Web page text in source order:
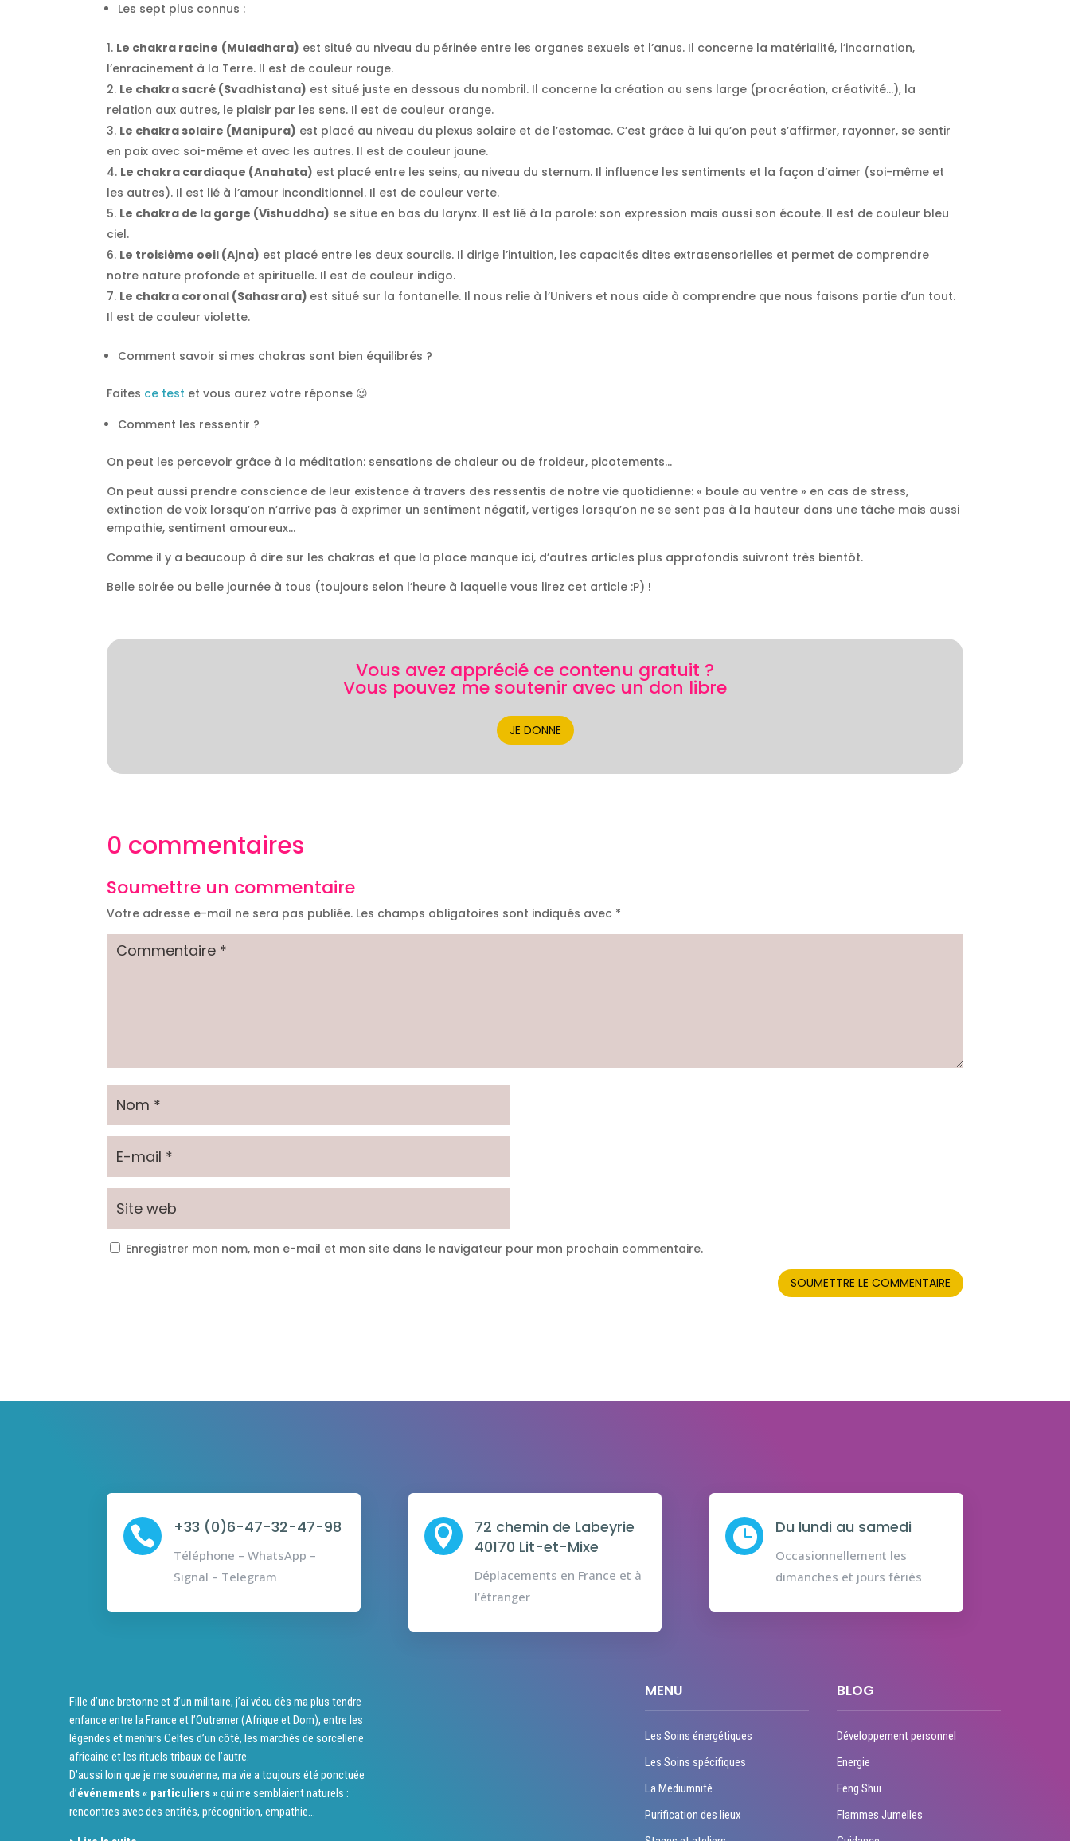
Les sept plus connus :
Le chakra racine (Muladhara) est situé au niveau du périnée entre les organes sexuels et l’anus. Il concerne la matérialité, l’incarnation,
l’enracinement à la Terre. Il est de couleur rouge.
Le chakra sacré (Svadhistana) est situé juste en dessous du nombril. Il concerne la création au sens large (procréation, créativité…), la
relation aux autres, le plaisir par les sens. Il est de couleur orange.
Le chakra solaire (Manipura) est placé au niveau du plexus solaire et de l’estomac. C’est grâce à lui qu’on peut s’affirmer, rayonner, se sentir
en paix avec soi-même et avec les autres. Il est de couleur jaune.
Le chakra cardiaque (Anahata) est placé entre les seins, au niveau du sternum. Il influence les sentiments et la façon d’aimer (soi-même et
les autres). Il est lié à l’amour inconditionnel. Il est de couleur verte.
Le chakra de la gorge (Vishuddha) se situe en bas du larynx. Il est lié à la parole: son expression mais aussi son écoute. Il est de couleur bleu
ciel.
Le troisième oeil (Ajna) est placé entre les deux sourcils. Il dirige l’intuition, les capacités dites extrasensorielles et permet de comprendre
notre nature profonde et spirituelle. Il est de couleur indigo.
Le chakra coronal (Sahasrara) est situé sur la fontanelle. Il nous relie à l’Univers et nous aide à comprendre que nous faisons partie d’un tout.
Il est de couleur violette.
Comment savoir si mes chakras sont bien équilibrés ?
Faites ce test et vous aurez votre réponse 😉
Comment les ressentir ?
On peut les percevoir grâce à la méditation: sensations de chaleur ou de froideur, picotements…
On peut aussi prendre conscience de leur existence à travers des ressentis de notre vie quotidienne: « boule au ventre » en cas de stress,
extinction de voix lorsqu’on n’arrive pas à exprimer un sentiment négatif, vertiges lorsqu’on ne se sent pas à la hauteur dans une tâche mais aussi
empathie, sentiment amoureux…
Comme il y a beaucoup à dire sur les chakras et que la place manque ici, d’autres articles plus approfondis suivront très bientôt.
Belle soirée ou belle journée à tous (toujours selon l’heure à laquelle vous lirez cet article :P) !
Vous avez apprécié ce contenu gratuit ?
Vous pouvez me soutenir avec un don libre
JE DONNE
0 commentaires
Soumettre un commentaire
Votre adresse e-mail ne sera pas publiée. Les champs obligatoires sont indiqués avec *
Enregistrer mon nom, mon e-mail et mon site dans le navigateur pour mon prochain commentaire.
SOUMETTRE LE COMMENTAIRE
 +33 (0)6-47-32-47-98
Téléphone – WhatsApp –
Signal – Telegram

72 chemin de Labeyrie
40170 Lit-et-Mixe
Déplacements en France et à
l’étranger
 Du lundi au samedi
Occasionnellement les
dimanches et jours fériés
Fille d’une bretonne et d’un militaire, j’ai vécu dès ma plus tendre
enfance entre la France et l’Outremer (Afrique et Dom), entre les
légendes et menhirs Celtes d’un côté, les marchés de sorcellerie
africaine et les rituels tribaux de l’autre.
D’aussi loin que je me souvienne, ma vie a toujours été ponctuée
d’événements « particuliers » qui me semblaient naturels :
rencontres avec des entités, précognition, empathie…
MENU
Les Soins énergétiques
Les Soins spécifiques
La Médiumnité
Purification des lieux
BLOG
Développement personnel
Energie
Feng Shui
Flammes Jumelles